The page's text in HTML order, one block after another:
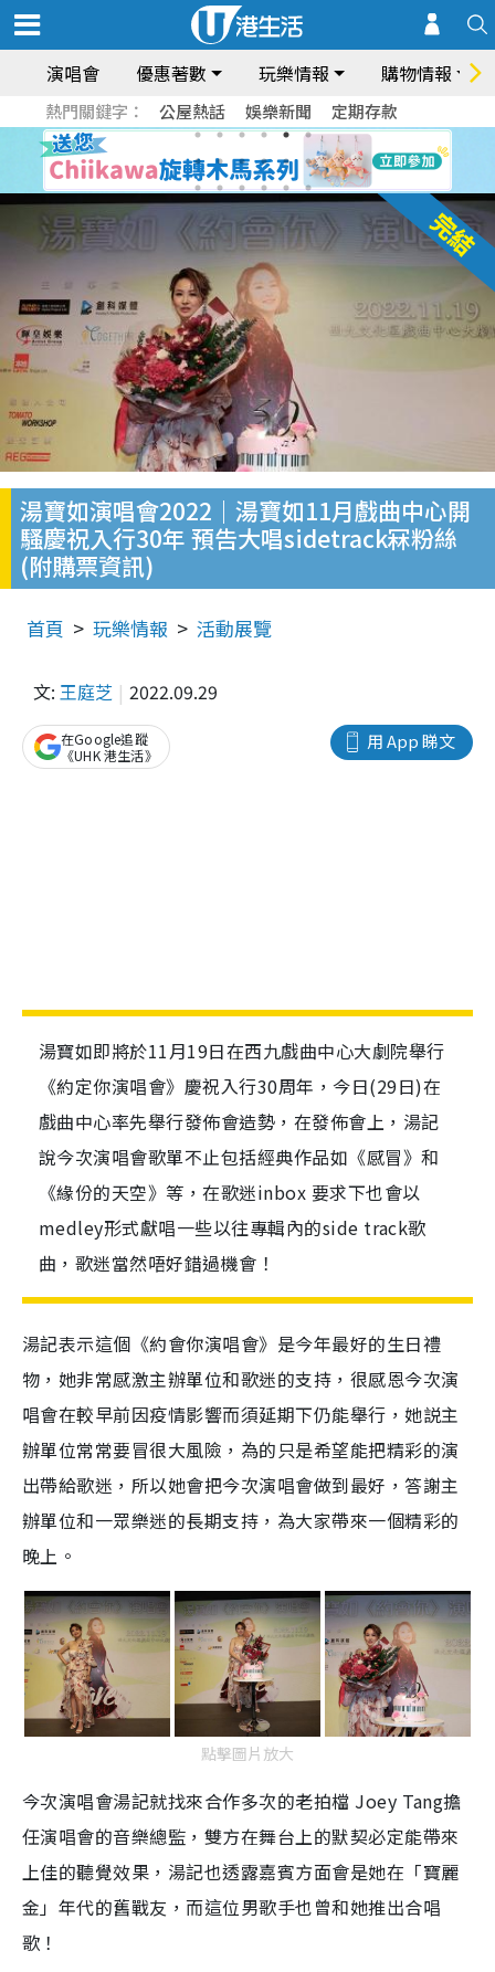
演唱會 優惠著數 玩樂情報 購物情報
熱門關鍵字： 公屋熱話 娛樂新聞 定期存款
湯寶如演唱會2022｜湯寶如11月戲曲中心開
騷慶祝入行30年 預告大唱sidetrack冧粉絲
(附購票資訊)
首頁 玩樂情報 活動展覽
文: 王庭芝 2022.09.29
用 App 睇文
在Google追蹤
《UHK 港生活》
湯寶如即將於11月19日在西九戲曲中心大劇院舉行
《約定你演唱會》慶祝入行30周年，今日(29日)在
戲曲中心率先舉行發佈會造勢，在發佈會上，湯記
說今次演唱會歌單不止包括經典作品如《感冒》和
《緣份的天空》等，在歌迷inbox 要求下也會以
medley形式獻唱一些以往專輯內的side track歌
曲，歌迷當然唔好錯過機會！
湯記表示這個《約會你演唱會》是今年最好的生日禮
物，她非常感激主辦單位和歌迷的支持，很感恩今次演
唱會在較早前因疫情影響而須延期下仍能舉行，她説主
辦單位常常要冒很大風險，為的只是希望能把精彩的演
出帶給歌迷，所以她會把今次演唱會做到最好，答謝主
辦單位和一眾樂迷的長期支持，為大家帶來一個精彩的
晚上。
點擊圖片放大
今次演唱會湯記就找來合作多次的老拍檔 Joey Tang擔
任演唱會的音樂總監，雙方在舞台上的默契必定能帶來
上佳的聽覺效果，湯記也透露嘉賓方面會是她在「寶麗
金」年代的舊戰友，而這位男歌手也曾和她推出合唱
歌！